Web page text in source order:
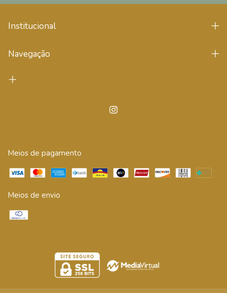
Institucional
Navegação
Meios de pagamento
Meios de envio